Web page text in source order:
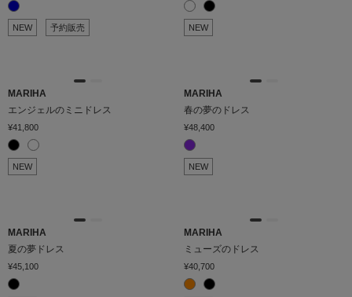
NEW 予約販売 NEW
MARIHA
エンジェルのミニドレス
¥41,800
NEW
MARIHA
春の夢のドレス
¥48,400
NEW
MARIHA
夏の夢ドレス
¥45,100
MARIHA
ミューズのドレス
¥40,700